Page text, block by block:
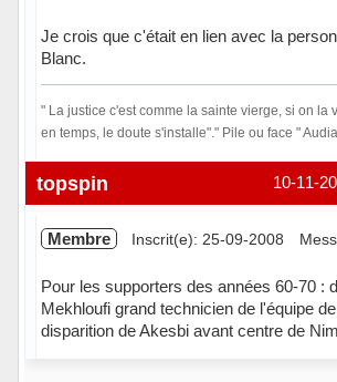
Je crois que c'était en lien avec la
Blanc.
" La justice c'est comme la sainte vierge, si on la
en temps, le doute s'installe"." Pile ou face "
Hors ligne 10-11-
topspin
Membre Inscrit(e): 25-09-2008
Pour les supporters des années 60-70 :
Mekhloufi grand technicien de l'équipe
disparition de Akesbi avant centre de